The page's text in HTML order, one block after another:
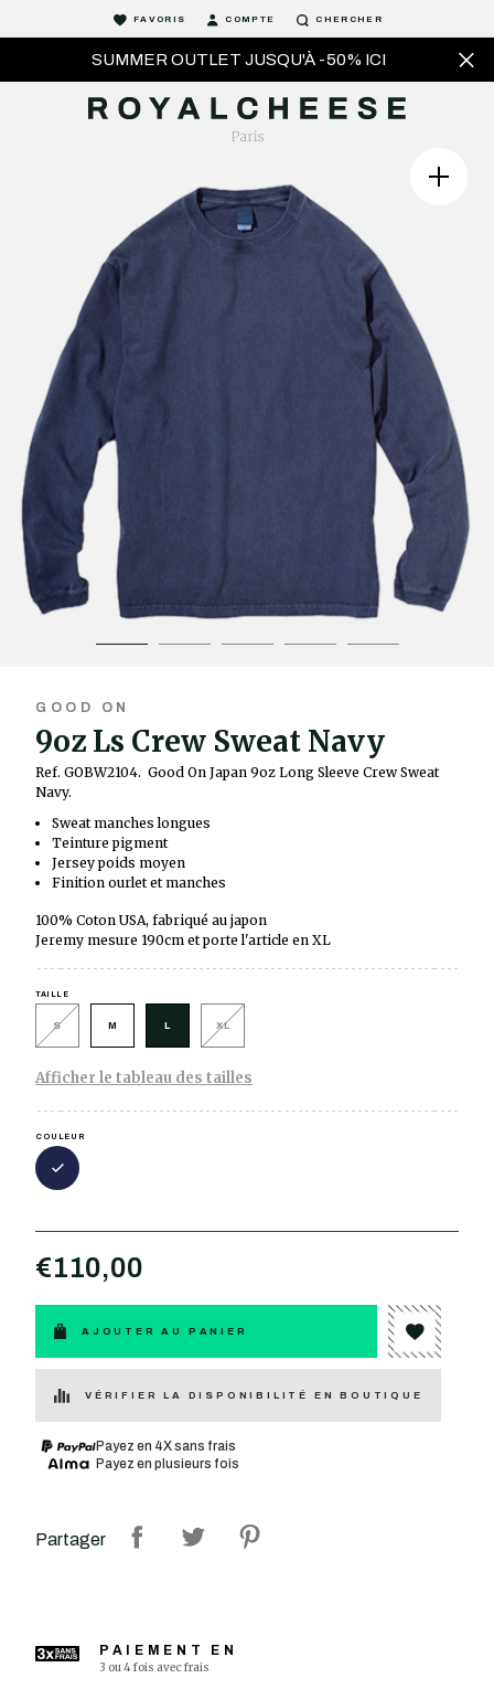
SUMMER OUTLET JUSQU'À -50% ICI
FAVORIS COMPTE CHERCHER
GOOD ON
9oz Ls Crew Sweat Navy
Ref. GOBW2104. Good On Japan 9oz Long Sleeve Crew Sweat
Navy.
Sweat manches longues
Teinture pigment
Jersey poids moyen
Finition ourlet et manches
100% Coton USA, fabriqué au japon
Jeremy mesure 190cm et porte l'article en XL
TAILLE
S M L XL
Afficher le tableau des tailles
COULEUR
€110,00
AJOUTER AU PANIER
VÉRIFIER LA DISPONIBILITÉ EN BOUTIQUE
Payez en 4X sans frais
Payez en plusieurs fois
Partager
PAIEMENT EN
3 ou 4 fois avec frais